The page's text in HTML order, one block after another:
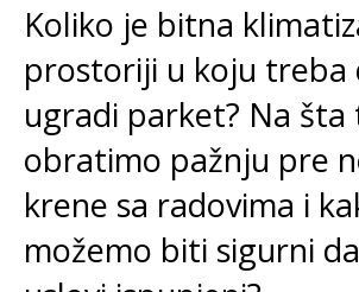
Koliko je bitna
prostoriji u koju treba
ugradi parket? Na šta
obratimo pažnju pre
krene sa radovima i
možemo biti sigurni